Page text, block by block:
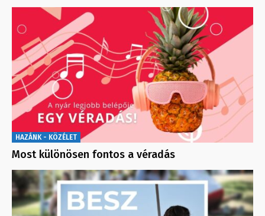
HAZÁNK - KÖZÉLET
Most különösen fontos a véradás